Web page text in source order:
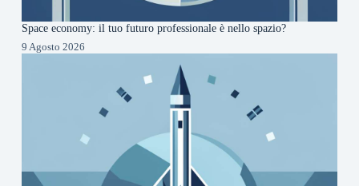
Space economy: il tuo futuro professionale è nello spazio?
9 Agosto 2026